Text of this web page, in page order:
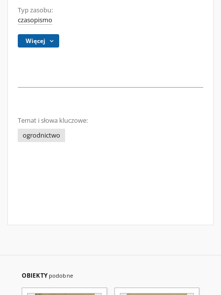
Typ zasobu:
czasopismo
Więcej
Temat i słowa kluczowe:
ogrodnictwo
OBIEKTY podobne